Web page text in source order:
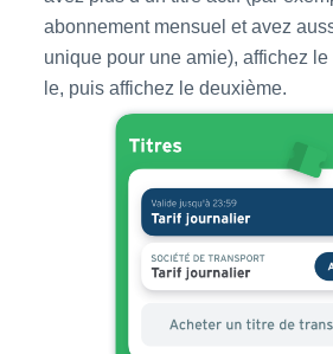
abonnement mensuel et avez
unique pour une amie), affichez
le, puis affichez le deuxième.